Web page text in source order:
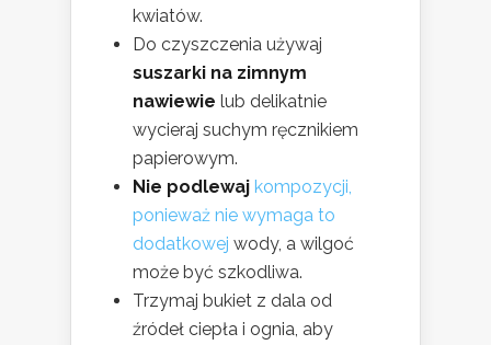
kwiatów.
Do czyszczenia używaj
suszarki na zimnym
nawiewie lub delikatnie
wycieraj suchym ręcznikiem
papierowym.
Nie podlewaj kompozycji,
ponieważ nie wymaga to
dodatkowej wody, a wilgoć
może być szkodliwa.
Trzymaj bukiet z dala od
źródeł ciepła i ognia, aby